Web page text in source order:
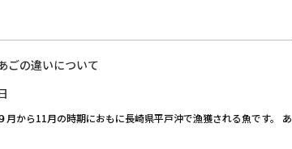
ごの違いについて
月から11月の時期におもに長崎県平戸沖で漁獲される魚です。 あ